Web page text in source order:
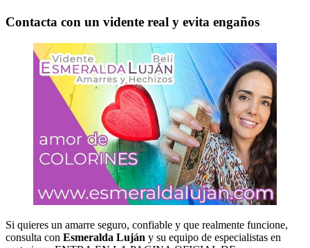
Contacta con un vidente real y evita engaños
Si quieres un amarre seguro, confiable y que realmente funcione,
consulta con Esmeralda Luján y su equipo de especialistas en